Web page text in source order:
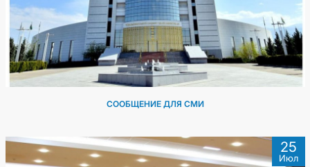
СООБЩЕНИЕ ДЛЯ СМИ
25
Июл